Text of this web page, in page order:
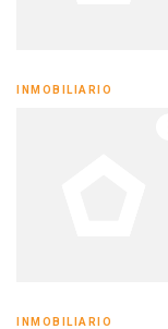
INMOBILIARIO
INMOBILIARIO